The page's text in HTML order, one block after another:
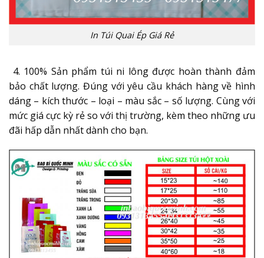
In Túi Quai Ép Giá Rẻ
4. 100% Sản phẩm túi ni lông được hoàn thành đảm
bảo chất lượng. Đúng với yêu cầu khách hàng về hình
dáng – kích thước – loại – màu sắc – số lượng. Cùng với
mức giá cực kỳ rẻ so với thị trường, kèm theo những ưu
đãi hấp dẫn nhất dành cho bạn.